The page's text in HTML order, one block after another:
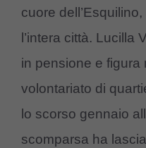
cuore
l’intera città. Lucilla
in pensione e figura
volontariato di
lo scorso gennaio
scomparsa ha